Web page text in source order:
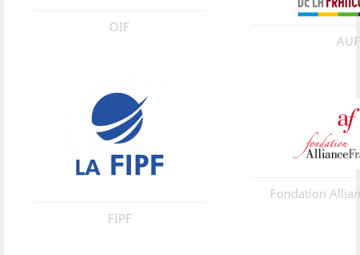
OIF
AUF
FIPF
Fondation